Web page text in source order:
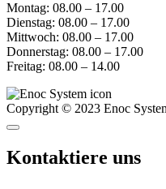
Montag: 08.00 – 17.00
Dienstag: 08.00 – 17.00
Mittwoch: 08.00 – 17.00
Donnerstag: 08.00 – 17.00
Freitag: 08.00 – 14.00
Copyright © 2023 Enoc
Kontaktiere uns